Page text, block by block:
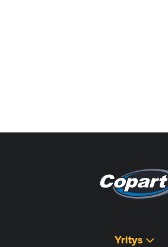
Yritys